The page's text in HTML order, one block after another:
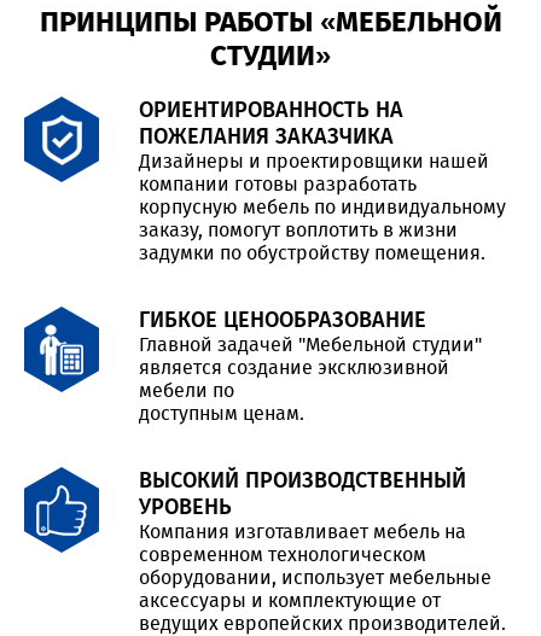
ПРИНЦИПЫ РАБОТЫ «МЕБЕЛЬНОЙ
СТУДИИ»
ОРИЕНТИРОВАННОСТЬ НА
ПОЖЕЛАНИЯ ЗАКАЗЧИКА
Дизайнеры и проектировщики нашей
компании готовы разработать
корпусную мебель по индивидуальному
заказу, помогут воплотить в жизни
задумки по обустройству помещения.
ГИБКОЕ ЦЕНООБРАЗОВАНИЕ
Главной задачей "Мебельной студии"
является создание эксклюзивной
мебели по
доступным ценам.
ВЫСОКИЙ ПРОИЗВОДСТВЕННЫЙ
УРОВЕНЬ
Компания изготавливает мебель на
современном технологическом
оборудовании, использует мебельные
аксессуары и комплектующие от
ведущих европейских производителей.